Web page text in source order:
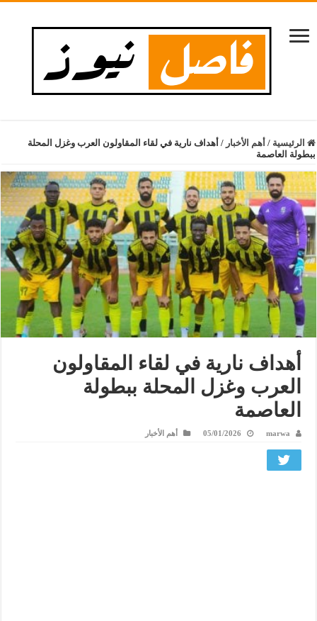
الرئيسية / أهم الأخبار / أهداف نارية في لقاء المقاولون العرب وغزل المحلة
ببطولة العاصمة
أهداف نارية في لقاء المقاولون
العرب وغزل المحلة ببطولة
العاصمة
marwa
05/01/2026 أهم الأخبار